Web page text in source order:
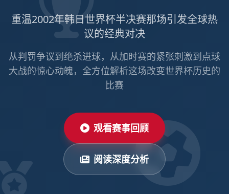
重温2002年韩日世界杯半决赛那场引发全球热
议的经典对决
从判罚争议到绝杀进球，从加时赛的紧张刺激到点球
大战的惊心动魄，全方位解析这场改变世界杯历史的
比赛
观看赛事回顾
阅读深度分析